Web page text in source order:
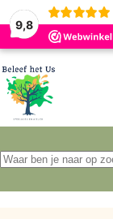
9,8
Ga
naar
de
inhoud
resultaten